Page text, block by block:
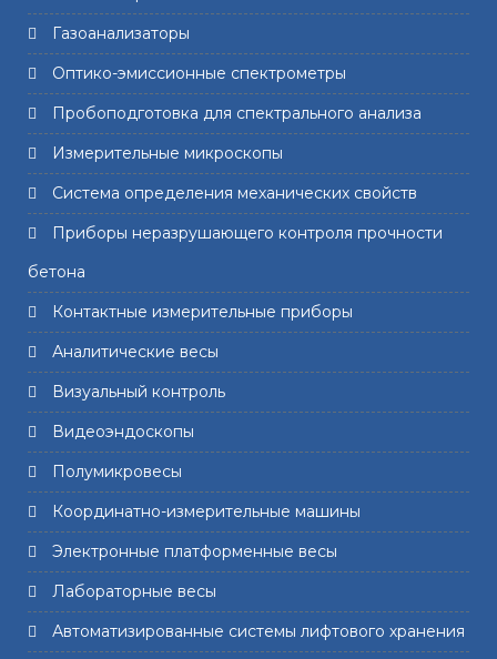
Газоанализаторы
Оптико-эмиссионные спектрометры
Пробоподготовка для спектрального анализа
Измерительные микроскопы
Система определения механических свойств
Приборы неразрушающего контроля прочности
бетона
Контактные измерительные приборы
Аналитические весы
Визуальный контроль
Видеоэндоскопы
Полумикровесы
Координатно-измерительные машины
Электронные платформенные весы
Лабораторные весы
Автоматизированные системы лифтового хранения